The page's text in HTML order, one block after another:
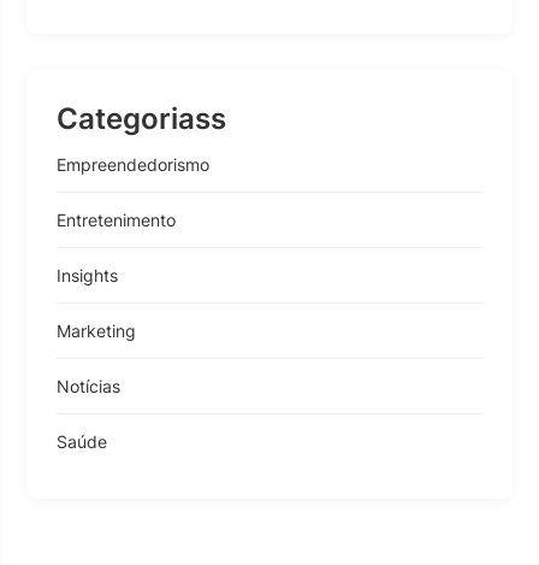
Categoriass
Empreendedorismo
Entretenimento
Insights
Marketing
Notícias
Saúde